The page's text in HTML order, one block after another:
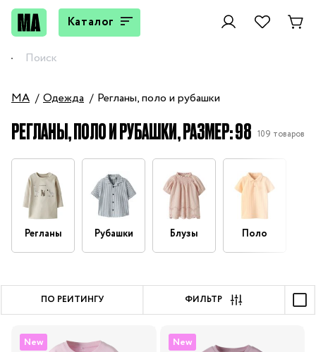
Каталог
MA Одежда Регланы, поло и рубашки
РЕГЛАНЫ, ПОЛО И РУБАШКИ, РАЗМЕР: 98 109 товаров
Регланы Рубашки Блузы Поло
ПО РЕЙТИНГУ ФИЛЬТР
New
New